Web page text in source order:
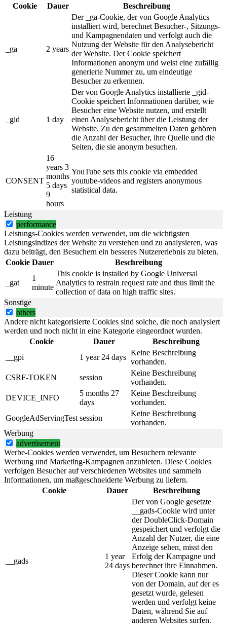
Cookie
Dauer Beschreibung
_ga 2 years
Der _ga-Cookie, der von Google Analytics
installiert wird, berechnet Besucher-, Sitzungs-
und Kampagnendaten und verfolgt auch die
Nutzung der Website für den Analysebericht
der Website. Der Cookie speichert
Informationen anonym und weist eine zufällig
generierte Nummer zu, um eindeutige
Besucher zu erkennen.
_gid 1 day
Der von Google Analytics installierte _gid-
Cookie speichert Informationen darüber, wie
Besucher eine Website nutzen, und erstellt
einen Analysebericht über die Leistung der
Website. Zu den gesammelten Daten gehören
die Anzahl der Besucher, ihre Quelle und die
Seiten, die sie anonym besuchen.
CONSENT
16
years 3
months
5 days
9
hours
YouTube sets this cookie via embedded
youtube-videos and registers anonymous
statistical data.
Leistung
performance
Leistungs-Cookies werden verwendet, um die wichtigsten
Leistungsindizes der Website zu verstehen und zu analysieren, was
dazu beiträgt, den Besuchern ein besseres Nutzererlebnis zu bieten.
Cookie Dauer Beschreibung
_gat
1
minute
This cookie is installed by Google Universal
Analytics to restrain request rate and thus limit the
collection of data on high traffic sites.
Sonstige
others
Andere nicht kategorisierte Cookies sind solche, die noch analysiert
werden und noch nicht in eine Kategorie eingeordnet wurden.
Cookie
Dauer
Beschreibung
__gpi
1 year 24 days
Keine Beschreibung
vorhanden.
CSRF-TOKEN
session
Keine Beschreibung
vorhanden.
DEVICE_INFO
5 months 27
days
Keine Beschreibung
vorhanden.
GoogleAdServingTest session
Keine Beschreibung
vorhanden.
Werbung
advertisement
Werbe-Cookies werden verwendet, um Besuchern relevante
Werbung und Marketing-Kampagnen anzubieten. Diese Cookies
verfolgen Besucher auf verschiedenen Websites und sammeln
Informationen, um maßgeschneiderte Werbung zu liefern.
Cookie
Dauer Beschreibung
__gads
1 year
24 days
Der von Google gesetzte
__gads-Cookie wird unter
der DoubleClick-Domain
gespeichert und verfolgt die
Anzahl der Nutzer, die eine
Anzeige sehen, misst den
Erfolg der Kampagne und
berechnet ihre Einnahmen.
Dieser Cookie kann nur
von der Domain, auf der es
gesetzt wurde, gelesen
werden und verfolgt keine
Daten, während Sie auf
anderen Websites surfen.